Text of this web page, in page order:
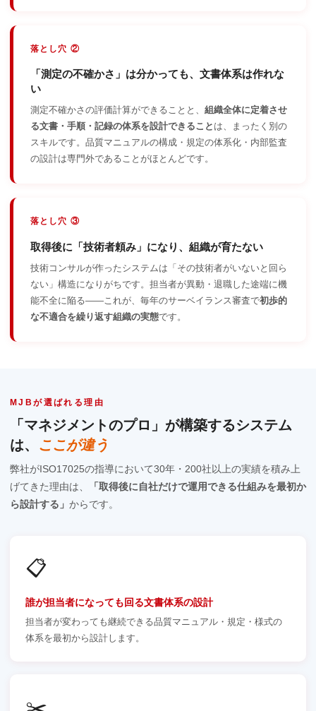
落とし穴 ②
「測定の不確かさ」は分かっても、文書体系は作れな
い
測定不確かさの評価計算ができることと、 組織全体に定着させ
る文書・手順・記録の体系を設計できること は、まったく別の
スキルです。品質マニュアルの構成・規定の体系化・内部監査
の設計は専門外であることがほとんどです。
落とし穴 ③
取得後に「技術者頼み」になり、組織が育たない
技術コンサルが作ったシステムは「その技術者がいないと回ら
ない」構造になりがちです。担当者が異動・退職した途端に機
能不全に陥る——これが、毎年のサーベイランス審査で初歩的
な不適合を繰り返す組織の実態です。
MJBが選ばれる理由
「マネジメントのプロ」が構築するシステム
は、 ここが違う
弊社がISO17025の指導において30年・200社以上の実績を積み上
げてきた理由は、
「取得後に自社だけで運用できる仕組みを最初か
ら設計する」 からです。
📋
誰が担当者になっても回る文書体系の設計
担当者が変わっても継続できる品質マニュアル・規定・様式の
体系を最初から設計します。